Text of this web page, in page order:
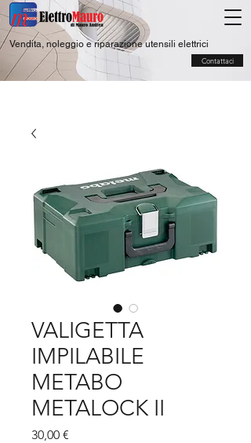
Vendita, noleggio e riparazione utensili elettrici
Contattaci
VALIGETTA
IMPILABILE
METABO
METALOCK II
30,00 €